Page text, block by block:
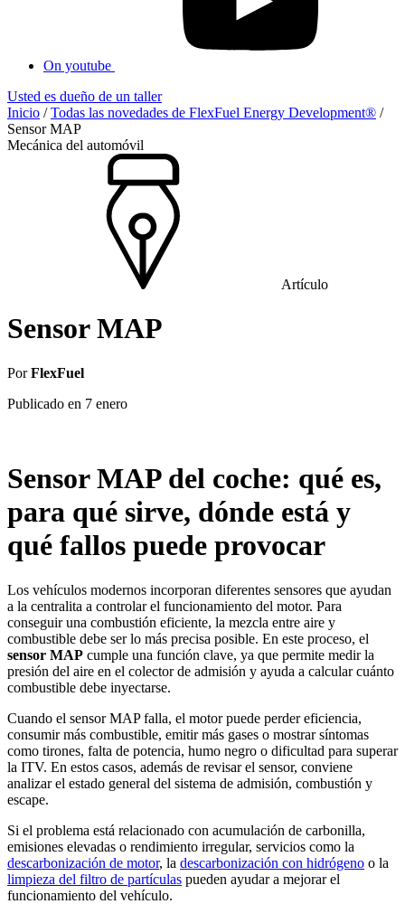
On youtube
Usted es dueño de un taller
Inicio /Todas las novedades de FlexFuel Energy Development® /
Sensor MAP
Mecánica del automóvil
Artículo
Sensor MAP
PorFlexFuel
Publicado en 7 enero
Sensor MAP del coche: qué es,
para qué sirve, dónde está y
qué fallos puede provocar
Los vehículos modernos incorporan diferentes sensores que ayudan
a la centralita a controlar el funcionamiento del motor. Para
conseguir una combustión eficiente, la mezcla entre aire y
combustible debe ser lo más precisa posible. En este proceso, el
sensor MAP cumple una función clave, ya que permite medir la
presión del aire en el colector de admisión y ayuda a calcular cuánto
combustible debe inyectarse.
Cuando el sensor MAP falla, el motor puede perder eficiencia,
consumir más combustible, emitir más gases o mostrar síntomas
como tirones, falta de potencia, humo negro o dificultad para superar
la ITV. En estos casos, además de revisar el sensor, conviene
analizar el estado general del sistema de admisión, combustión y
escape.
Si el problema está relacionado con acumulación de carbonilla,
emisiones elevadas o rendimiento irregular, servicios como la
descarbonización de motor, la descarbonización con hidrógeno o la
limpieza del filtro de partículas pueden ayudar a mejorar el
funcionamiento del vehículo.